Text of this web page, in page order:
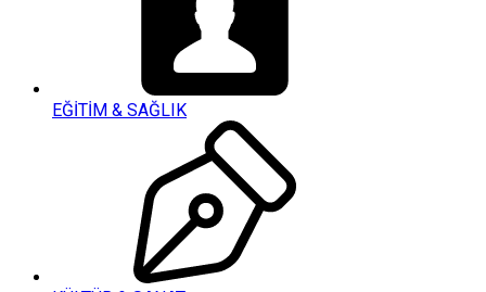
EĞİTİM & SAĞLIK